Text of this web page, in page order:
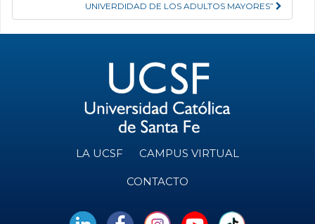
UNIVERDIDAD DE LOS ADULTOS MAYORES”
LA UCSF CAMPUS VIRTUAL
CONTACTO